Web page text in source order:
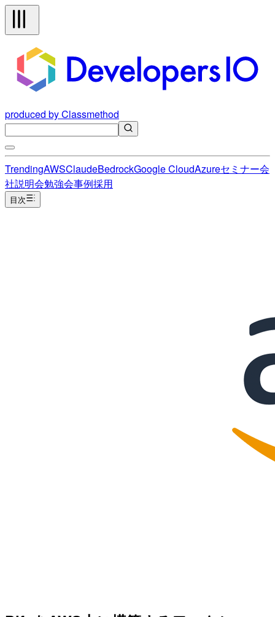
produced by Classmethod
TrendingAWSClaudeBedrockGoogle CloudAzureセミナー会
社説明会勉強会事例採用
目次